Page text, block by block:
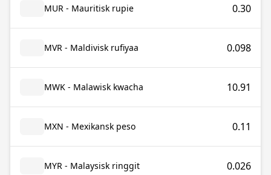
MUR - Mauritisk rupie 0.30
MVR - Maldivisk rufiyaa 0.098
MWK - Malawisk kwacha 10.91
MXN - Mexikansk peso 0.11
MYR - Malaysisk ringgit 0.026